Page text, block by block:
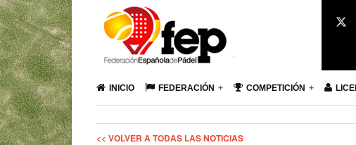
INICIO FEDERACIÓN COMPETICIÓN
<< VOLVER A TODAS LAS NOTICIAS